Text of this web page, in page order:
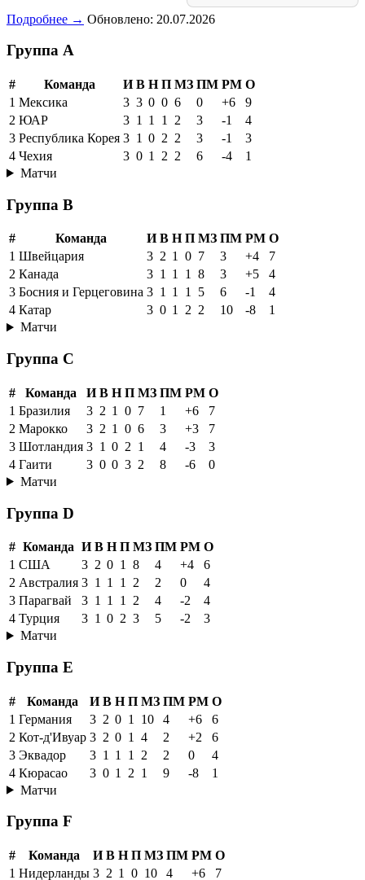
Подробнее → Обновлено: 20.07.2026
Группа A
# Команда И В Н П МЗ ПМ РМ О
1 Мексика 3 3 0 0 6 0 +6
9
2 ЮАР 3 1 1 1 2 3 -1
4
3 Республика Корея 3 1 0 2 2 3 -1
3
4 Чехия 3 0 1 2 2 6 -4
1
Матчи
Группа B
# Команда И В Н П МЗ ПМ РМ О
1 Швейцария 3 2 1 0 7 3 +4
7
2 Канада 3 1 1 1 8 3 +5
4
3 Босния и Герцеговина 3 1 1 1 5 6 -1
4
4 Катар 3 0 1 2 2 10 -8
1
Матчи
Группа C
# Команда И В Н П МЗ ПМ РМ О
1 Бразилия 3 2 1 0 7 1 +6
7
2 Марокко 3 2 1 0 6 3 +3
7
3 Шотландия 3 1 0 2 1 4 -3
3
4 Гаити 3 0 0 3 2 8 -6
0
Матчи
Группа D
# Команда И В Н П МЗ ПМ РМ О
1 США 3 2 0 1 8 4 +4
6
2 Австралия 3 1 1 1 2 2 0
4
3 Парагвай 3 1 1 1 2 4 -2
4
4 Турция 3 1 0 2 3 5 -2
3
Матчи
Группа E
# Команда И В Н П МЗ ПМ РМ О
1 Германия 3 2 0 1 10 4 +6
6
2 Кот-д'Ивуар 3 2 0 1 4 2 +2
6
3 Эквадор 3 1 1 1 2 2 0
4
4 Кюрасао 3 0 1 2 1 9 -8
1
Матчи
Группа F
# Команда И В Н П МЗ ПМ РМ О
1 Нидерланды 3 2 1 0 10 4 +6 7